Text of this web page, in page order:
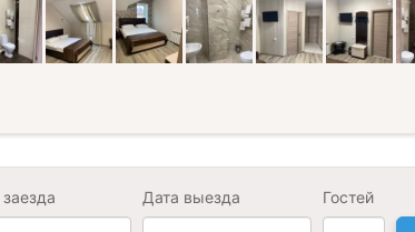
Дата выезда Гостей